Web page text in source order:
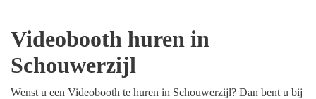
Videobooth huren in
Schouwerzijl
Wenst u een Videobooth te huren in Schouwerzijl? Dan bent u bij